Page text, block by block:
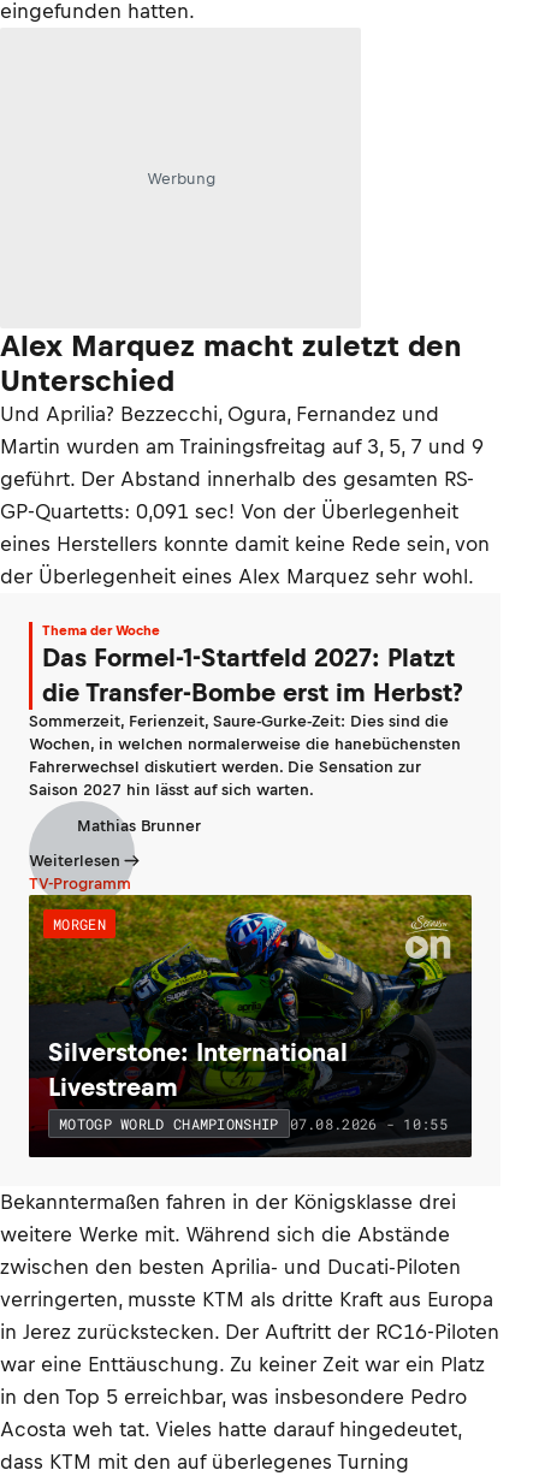
eingefunden hatten.
Werbung
Alex Marquez macht zuletzt den
Unterschied
Und Aprilia? Bezzecchi, Ogura, Fernandez und
Martin wurden am Trainingsfreitag auf 3, 5, 7 und 9
geführt. Der Abstand innerhalb des gesamten RS-
GP-Quartetts: 0,091 sec! Von der Überlegenheit
eines Herstellers konnte damit keine Rede sein, von
der Überlegenheit eines Alex Marquez sehr wohl.
Thema der Woche
Das Formel-1-Startfeld 2027: Platzt
die Transfer-Bombe erst im Herbst?
Sommerzeit, Ferienzeit, Saure-Gurke-Zeit: Dies sind die
Wochen, in welchen normalerweise die hanebüchensten
Fahrerwechsel diskutiert werden. Die Sensation zur
Saison 2027 hin lässt auf sich warten.
Mathias Brunner
Weiterlesen
TV-Programm
MORGEN
Silverstone: International
Livestream
MOTOGP WORLD CHAMPIONSHIP 07.08.2026 - 10:55
Bekanntermaßen fahren in der Königsklasse drei
weitere Werke mit. Während sich die Abstände
zwischen den besten Aprilia- und Ducati-Piloten
verringerten, musste KTM als dritte Kraft aus Europa
in Jerez zurückstecken. Der Auftritt der RC16-Piloten
war eine Enttäuschung. Zu keiner Zeit war ein Platz
in den Top 5 erreichbar, was insbesondere Pedro
Acosta weh tat. Vieles hatte darauf hingedeutet,
dass KTM mit den auf überlegenes Turning